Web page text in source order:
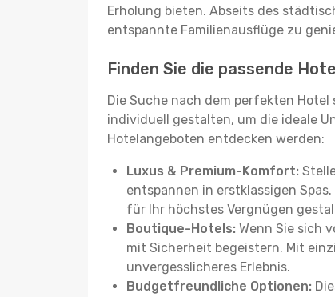
Erholung bieten. Abseits des
entspannte Familienausflüge zu
Finden Sie die passende
Die Suche nach dem perfekten
individuell gestalten, um die ideale
Hotelangeboten entdecken werden:
Luxus & Premium-Komfort:
entspannen in erstklassigen
für Ihr höchstes Vergnügen
Boutique-Hotels: Wenn Sie sich
mit Sicherheit begeistern. Mit
unvergesslicheres Erlebnis.
Budgetfreundliche Optionen: